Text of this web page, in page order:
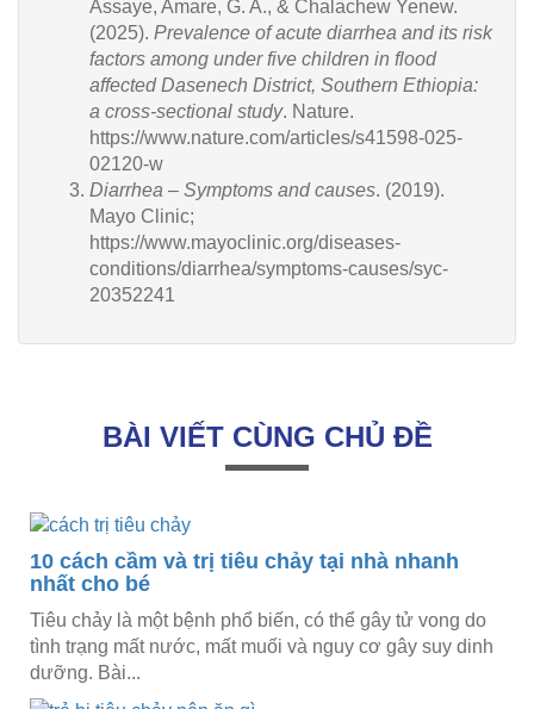
Assaye, Amare, G. A., & Chalachew Yenew.
(2025). Prevalence of acute diarrhea and its risk
factors among under five children in flood
affected Dasenech District, Southern Ethiopia:
a cross-sectional study. Nature.
https://www.nature.com/articles/s41598-025-
02120-w
Diarrhea – Symptoms and causes. (2019).
Mayo Clinic;
https://www.mayoclinic.org/diseases-
conditions/diarrhea/symptoms-causes/syc-
20352241
BÀI VIẾT CÙNG CHỦ ĐỀ
10 cách cầm và trị tiêu chảy tại nhà nhanh
nhất cho bé
Tiêu chảy là một bệnh phổ biến, có thể gây tử vong do
tình trạng mất nước, mất muối và nguy cơ gây suy dinh
dưỡng. Bài...